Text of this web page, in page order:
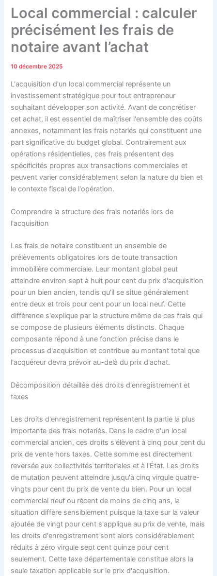
Local commercial : calculer
précisément les frais de
notaire avant l’achat
10 décembre 2025
L'acquisition d'un local commercial représente un
investissement stratégique pour tout entrepreneur
souhaitant développer son activité. Avant de concrétiser
cet achat, il est essentiel de maîtriser l'ensemble des coûts
annexes, notamment les frais notariés qui constituent une
part significative du budget global. Contrairement aux
opérations résidentielles, ces frais présentent des
spécificités propres aux transactions commerciales et
peuvent varier considérablement selon la nature du bien et
le contexte fiscal de l'opération.
Comprendre la structure des frais notariés lors de
l'acquisition
Les frais de notaire constituent un ensemble de
prélèvements obligatoires lors de toute transaction
immobilière commerciale. Leur montant global peut
atteindre environ sept à huit pour cent du prix d'acquisition
pour un bien ancien, tandis qu'il se situe généralement
entre deux et trois pour cent pour un local neuf. Cette
différence s'explique par la structure même de ces frais qui
se compose de plusieurs éléments distincts. Chaque
composante répond à une fonction précise dans le
processus d'acquisition et contribue au montant total que
l'acquéreur devra prévoir au-delà du prix d'achat.
Décomposition détaillée des droits d'enregistrement et
taxes
Les droits d'enregistrement représentent la partie la plus
importante des frais notariés. Dans le cadre d'un local
commercial ancien, ces droits s'élèvent à cinq pour cent du
prix de vente hors taxes. Cette somme est directement
reversée aux collectivités territoriales et à l'État. Les droits
de mutation peuvent atteindre jusqu'à cinq virgule quatre-
vingts pour cent du prix de vente du bien. Pour un local
commercial neuf ou récent de moins de cinq ans, la
situation diffère sensiblement puisque la taxe sur la valeur
ajoutée de vingt pour cent s'applique au prix de vente, mais
les droits d'enregistrement sont alors considérablement
réduits à zéro virgule sept cent quinze pour cent
seulement. Cette taxe départementale constitue alors la
seule taxation applicable sur le prix d'acquisition.